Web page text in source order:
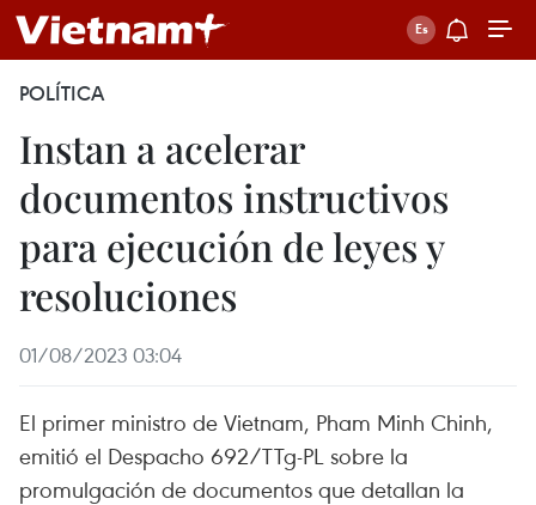
POLÍTICA
Instan a acelerar
documentos instructivos
para ejecución de leyes y
resoluciones
01/08/2023 03:04
El primer ministro de Vietnam, Pham Minh Chinh,
emitió el Despacho 692/TTg-PL sobre la
promulgación de documentos que detallan la